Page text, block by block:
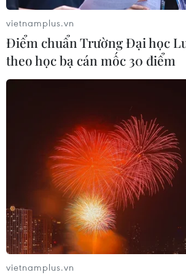
Tạo xung lực mới để phát triển thị
trường bất động sản lành mạnh,
vững
Bộ Nông nghiệp và Môi trường đề
xuất lùi hạn hoàn thiện cơ sở dữ liệu
05/08/2026 08:43
Bộ Dân tộc và Tôn giáo còn nhiều
diện tích trụ sở vượt định mức
04/08/2026 13:47
vietnamplus.vn
Điểm chuẩn Trường Đại học
theo học bạ cán mốc 30 điểm
vietnamplus.vn